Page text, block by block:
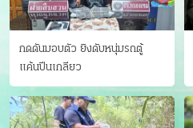
กดดันมอบตัว ยิงดับหนุ่มรถตู้
แค้นปีนเกลียว